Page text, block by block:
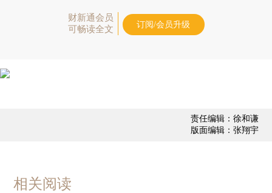
财新通会员
可畅读全文
订阅/会员升级
责任编辑：徐和谦
版面编辑：张翔宇
相关阅读